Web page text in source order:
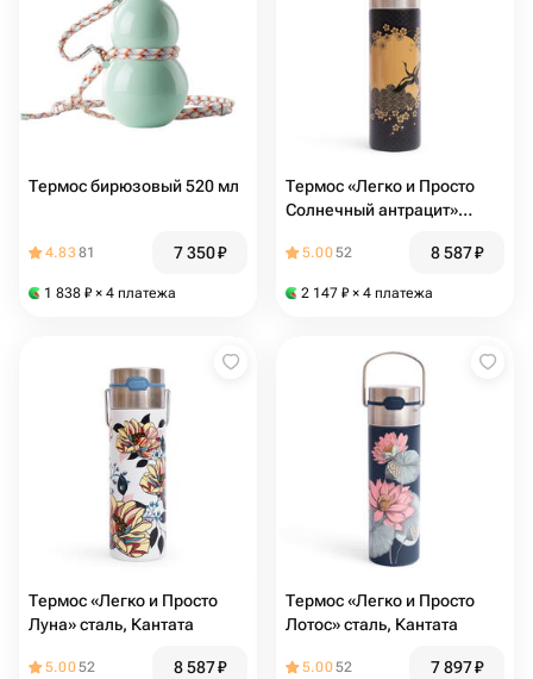
Термос бирюзовый 520 мл
4.8381 7 350₽
1 838 ₽ × 4 платежа
Термос «Легко и Просто
Солнечный антрацит»
5.0052 8 587₽
2 147 ₽ × 4 платежа
Термос «Легко и Просто
Луна» сталь, Кантата
5.0052 8 587₽
Термос «Легко и Просто
Лотос» сталь, Кантата
5.0052 7 897₽